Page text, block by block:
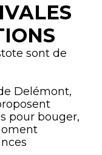
sont de
Delémont,
pour bouger,